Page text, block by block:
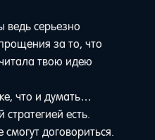
ведь серьезно
за то, что
твою идею
что и думать…
есть.
договориться.